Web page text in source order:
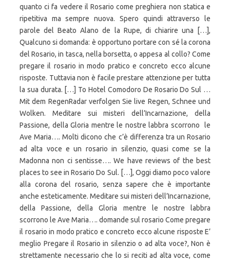
quanto ci fa vedere il Rosario come preghiera non statica e
ripetitiva ma sempre nuova. Spero quindi attraverso le
parole del Beato Alano de la Rupe, di chiarire una […],
Qualcuno si domanda: è opportuno portare con sé la corona
del Rosario, in tasca, nella borsetta, o appesa al collo? Come
pregare il rosario in modo pratico e concreto ecco alcune
risposte. Tuttavia non è facile prestare attenzione per tutta
la sua durata. […] Το Hotel Comodoro De Rosario Do Sul …
Mit dem RegenRadar verfolgen Sie live Regen, Schnee und
Wolken. Meditare sui misteri dell’Incarnazione, della
Passione, della Gloria mentre le nostre labbra scorrono le
Ave Maria…. Molti dicono che c’è differenza tra un Rosario
ad alta voce e un rosario in silenzio, quasi come se la
Madonna non ci sentisse…. We have reviews of the best
places to see in Rosario Do Sul. […], Oggi diamo poco valore
alla corona del rosario, senza sapere che è importante
anche esteticamente. Meditare sui misteri dell’Incarnazione,
della Passione, della Gloria mentre le nostre labbra
scorrono le Ave Maria…. domande sul rosario Come pregare
il rosario in modo pratico e concreto ecco alcune risposte E’
meglio Pregare il Rosario in silenzio o ad alta voce?, Non è
strettamente necessario che lo si reciti ad alta voce, come